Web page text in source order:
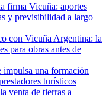
firma Vicuña: aportes
y previsibilidad a largo
con Vicuña Argentina: la
para obras antes de
impulsa una formación
turísticos
venta de tierras a